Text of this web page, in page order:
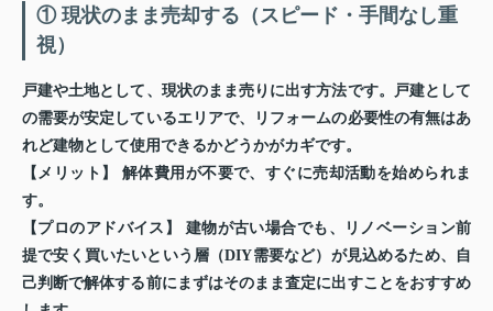
① 現状のまま売却する（スピード・手間なし重
視）
戸建や土地として、現状のまま売りに出す方法です。戸建として
の需要が安定しているエリアで、リフォームの必要性の有無はあ
れど建物として使用できるかどうかがカギです。
【メリット】
解体費用が不要で、すぐに売却活動を始められま
す。
【プロのアドバイス】
建物が古い場合でも、リノベーション前
提で安く買いたいという層（DIY需要など）が見込めるため、自
己判断で解体する前にまずはそのまま査定に出すことをおすすめ